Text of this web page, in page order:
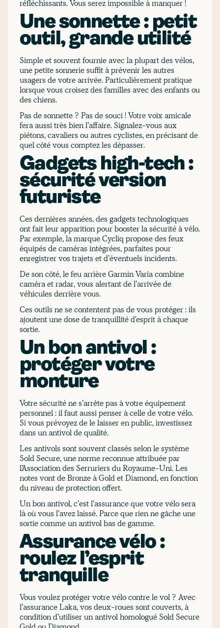
réfléchissants. Vous serez impossible à manquer !
Une sonnette : petit
outil, grande utilité
Simple et souvent fournie avec la plupart des vélos,
une petite sonnerie suffit à prévenir les autres
usagers de votre arrivée. Particulièrement pratique
lorsque vous croisez des familles avec des enfants ou
des chiens.
Pas de sonnette ? Pas de souci ! Votre voix amicale
fera aussi très bien l’affaire. Signalez-vous aux
piétons, cavaliers ou autres cyclistes, en précisant de
quel côté vous comptez les dépasser.
Gadgets high-tech :
sécurité version
futuriste
Ces dernières années, des gadgets technologiques
ont fait leur apparition pour booster la sécurité à vélo.
Par exemple, la marque Cycliq propose des feux
équipés de caméras intégrées, parfaites pour
enregistrer vos trajets et d’éventuels incidents.
De son côté, le feu arrière Garmin Varia combine
caméra et radar, vous alertant de l’arrivée de
véhicules derrière vous.
Ces outils ne se contentent pas de vous protéger : ils
ajoutent une dose de tranquillité d'esprit à chaque
sortie.
Un bon antivol :
protéger votre
monture
Votre sécurité ne s’arrête pas à votre équipement
personnel : il faut aussi penser à celle de votre vélo.
Si vous prévoyez de le laisser en public, investissez
dans un antivol de qualité.
Les antivols sont souvent classés selon le système
Sold Secure, une norme reconnue attribuée par
l’Association des Serruriers du Royaume-Uni. Les
notes vont de Bronze à Gold et Diamond, en fonction
du niveau de protection offert.
Un bon antivol, c’est l’assurance que votre vélo sera
là où vous l’avez laissé. Parce que rien ne gâche une
sortie comme un antivol bas de gamme.
Assurance vélo :
roulez l’esprit
tranquille
Vous voulez protéger votre vélo contre le vol ? Avec
l’assurance Laka, vos deux-roues sont couverts, à
condition d’utiliser un antivol homologué Sold Secure